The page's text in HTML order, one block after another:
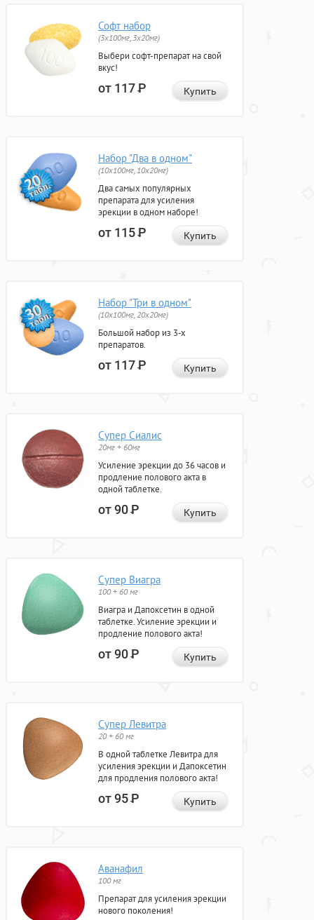
Софт набор
(3x100мг, 3x20мг)
Выбери софт-препарат на свой
вкус!
от 117Р Купить
Набор "Два в одном"
(10x100мг, 10x20мг)
Два самых популярных
препарата для усиления
эрекции в одном наборе!
от 115Р Купить
Набор "Три в одном"
(10x100мг, 20x20мг)
Большой набор из 3-х
препаратов.
от 117Р Купить
Супер Сиалис
20мг + 60мг
Усиление эрекции до 36 часов и
продление полового акта в
одной таблетке.
от 90Р Купить
Супер Виагра
100 + 60 мг
Виагра и Дапоксетин в одной
таблетке. Усиление эрекции и
продление полового акта!
от 90Р Купить
Супер Левитра
20 + 60 мг
В одной таблетке Левитра для
усиления эрекции и Дапоксетин
для продления полового акта!
от 95Р Купить
Аванафил
100 мг
Препарат для усиления эрекции
нового поколения!